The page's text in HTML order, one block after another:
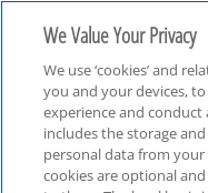
We Value Your Privacy
We use ‘cookies’ and
you and your devices,
experience and conduct
includes the storage
personal data from
cookies are optional